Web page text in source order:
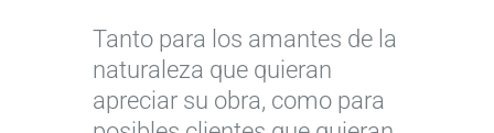
Tanto para los amantes de la
naturaleza que quieran
apreciar su obra, como para